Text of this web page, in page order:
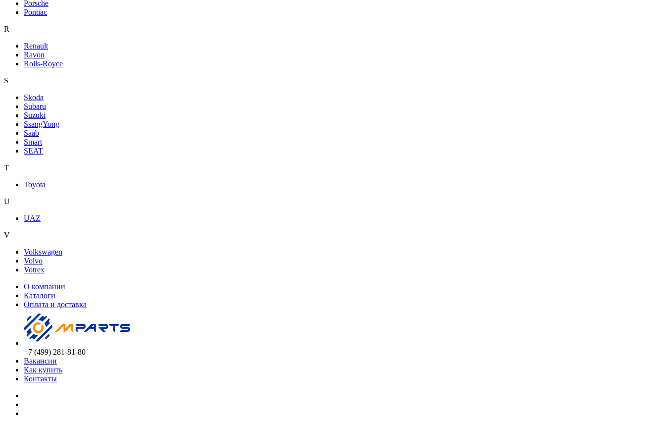
Porsche
Pontiac
R
Renault
Ravon
Rolls-Royce
S
Skoda
Subaru
Suzuki
SsangYong
Saab
Smart
SEAT
T
Toyota
U
UAZ
V
Volkswagen
Volvo
Votrex
О компании
Каталоги
Оплата и доставка
+7 (499) 281-81-80
Вакансии
Как купить
Контакты